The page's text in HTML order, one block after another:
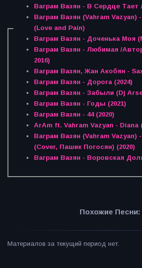
Ваграм Вазян - В Сердце Тает
Ваграм Вазян (Vahram
(Love and Pain)
Ваграм Вазян - Доченька Моя
Ваграм Вазян - Любимая /
2016)
Ваграм Вазян, Жан Акобян -
Ваграм Вазян - Дорога (2024)
Ваграм Вазян - Забыли (Dj
Ваграм Вазян - Годы (2021)
Ваграм Вазян - 44 (2020)
Ваграм Вазян (Vahram Vazyan)
(Cover, Пашик Погосян) (2020)
Ваграм Вазян - Воровская
Похожие Песни:
Материалов за текущий период нет.